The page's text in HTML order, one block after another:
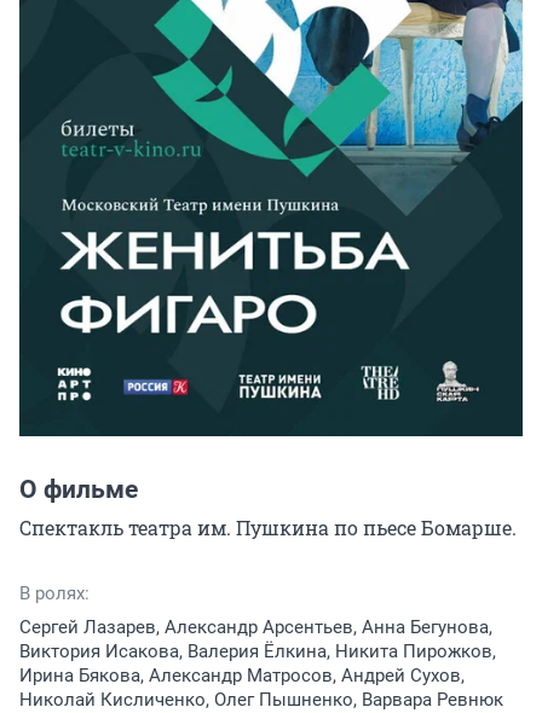
О фильме
Спектакль театра им. Пушкина по пьесе Бомарше.
В ролях:
Сергей Лазарев, Александр Арсентьев, Анна Бегунова,
Виктория Исакова, Валерия Ёлкина, Никита Пирожков,
Ирина Бякова, Александр Матросов, Андрей Сухов,
Николай Кисличенко, Олег Пышненко, Варвара Ревнюк